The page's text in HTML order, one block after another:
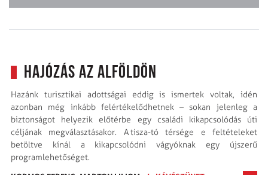
Hajózás az Alföldön
Hazánk turisztikai adottságai eddig is ismertek voltak, idén
azonban még inkább felértékelődhetnek – sokan jelenleg a
biztonságot helyezik előtérbe egy családi kikapcsolódás úti
céljának megválasztásakor. A tisza-tó térsége e feltételeket
betöltve kínál a kikapcsolódni vágyóknak egy újszerű
programlehetőséget.